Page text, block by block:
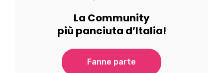
La Community
più panciuta d’Italia!
Fanne parte